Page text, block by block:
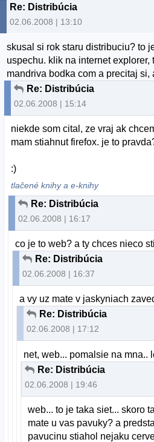
Re: Distribúcia
02.06.2008 | 13:10
skusal si rok staru distribuciu? to
uspechu. klik na internet explorer,
mandriva bodka com a precitaj si,
Re: Distribúcia
02.06.2008 | 15:14
niekde som cital, ze vraj ak
mam stiahnut firefox. je to
:)
tlačené knihy a e-knihy
Re: Distribúcia
02.06.2008 | 16:17
co je to web? a ty chces nieco
Re: Distribúcia
02.06.2008 | 16:37
a vy uz mate v jaskyniach
Re: Distribúcia
02.06.2008 | 17:12
net, web... pomalsie na mna..
Re: Distribúcia
02.06.2008 | 19:46
web... to je taka siet... skoro
mate u vas pavuky? a
pavucinu stiahol nejaku